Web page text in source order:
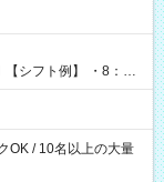
OK / 10名以上の大量